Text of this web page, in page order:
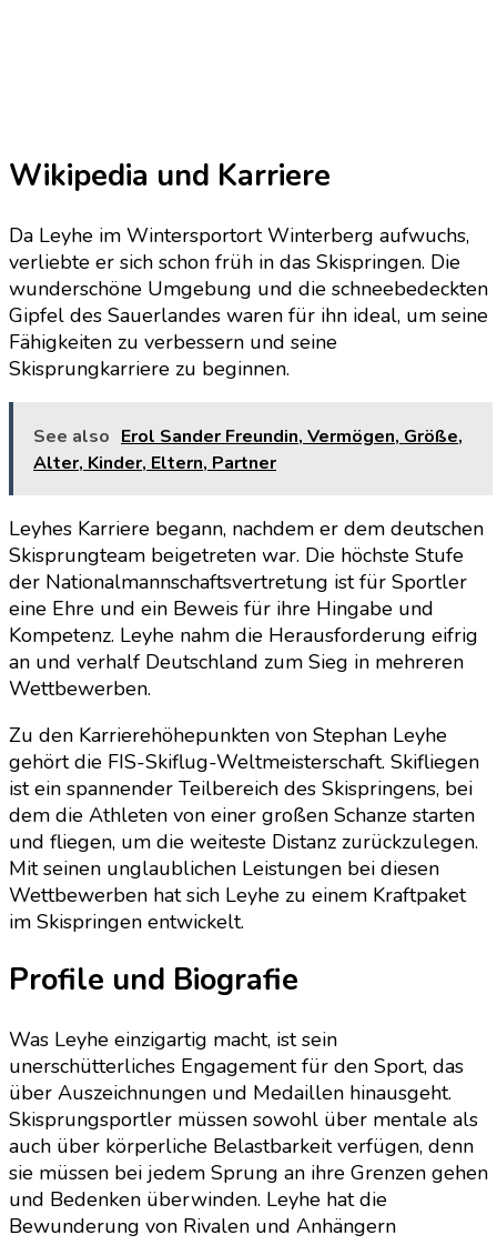
Wikipedia und Karriere
Da Leyhe im Wintersportort Winterberg aufwuchs,
verliebte er sich schon früh in das Skispringen. Die
wunderschöne Umgebung und die schneebedeckten
Gipfel des Sauerlandes waren für ihn ideal, um seine
Fähigkeiten zu verbessern und seine
Skisprungkarriere zu beginnen.
See also Erol Sander Freundin, Vermögen, Größe,
Alter, Kinder, Eltern, Partner
Leyhes Karriere begann, nachdem er dem deutschen
Skisprungteam beigetreten war. Die höchste Stufe
der Nationalmannschaftsvertretung ist für Sportler
eine Ehre und ein Beweis für ihre Hingabe und
Kompetenz. Leyhe nahm die Herausforderung eifrig
an und verhalf Deutschland zum Sieg in mehreren
Wettbewerben.
Zu den Karrierehöhepunkten von Stephan Leyhe
gehört die FIS-Skiflug-Weltmeisterschaft. Skifliegen
ist ein spannender Teilbereich des Skispringens, bei
dem die Athleten von einer großen Schanze starten
und fliegen, um die weiteste Distanz zurückzulegen.
Mit seinen unglaublichen Leistungen bei diesen
Wettbewerben hat sich Leyhe zu einem Kraftpaket
im Skispringen entwickelt.
Profile und Biografie
Was Leyhe einzigartig macht, ist sein
unerschütterliches Engagement für den Sport, das
über Auszeichnungen und Medaillen hinausgeht.
Skisprungsportler müssen sowohl über mentale als
auch über körperliche Belastbarkeit verfügen, denn
sie müssen bei jedem Sprung an ihre Grenzen gehen
und Bedenken überwinden. Leyhe hat die
Bewunderung von Rivalen und Anhängern